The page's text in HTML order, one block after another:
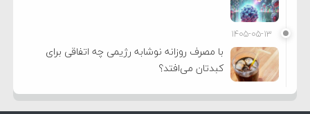
۱۴۰۵-۰۵-۱۳
با مصرف روزانه نوشابه رژیمی چه اتفاقی برای
کبدتان می‌افتد؟